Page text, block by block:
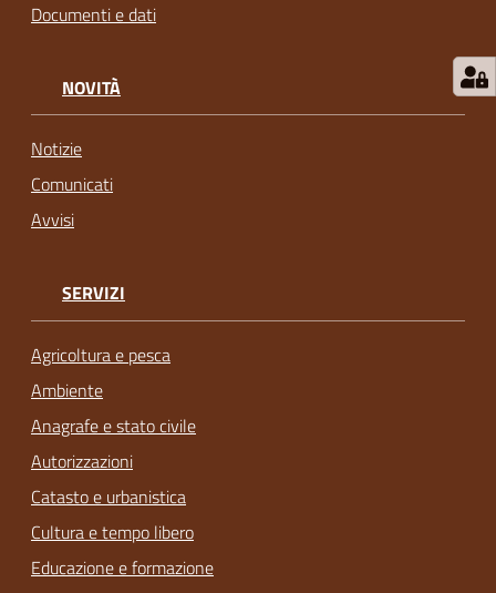
Documenti e dati
NOVITÀ
Notizie
Comunicati
Avvisi
SERVIZI
Agricoltura e pesca
Ambiente
Anagrafe e stato civile
Autorizzazioni
Catasto e urbanistica
Cultura e tempo libero
Educazione e formazione